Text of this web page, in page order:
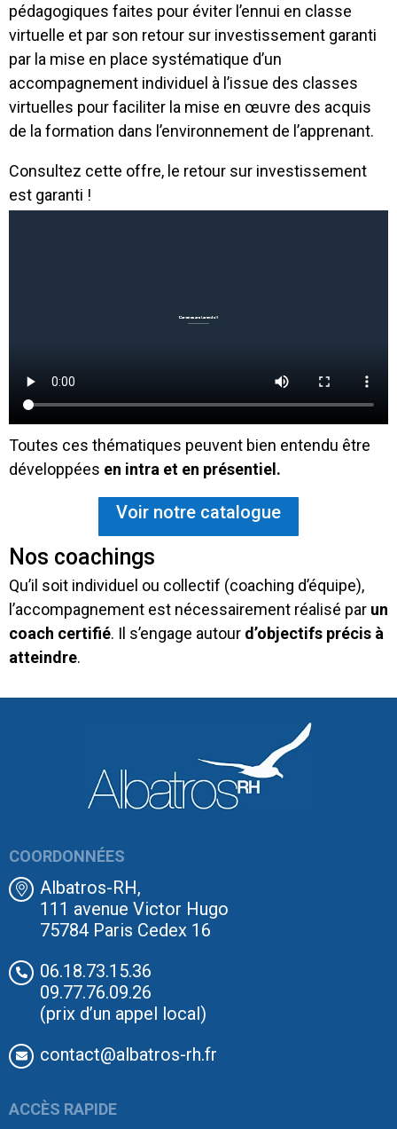
pédagogiques faites pour éviter l’ennui en classe
virtuelle et par son retour sur investissement garanti
par la mise en place systématique d’un
accompagnement individuel à l’issue des classes
virtuelles pour faciliter la mise en œuvre des acquis
de la formation dans l’environnement de l’apprenant.
Consultez cette offre, le retour sur investissement
est garanti !
Toutes ces thématiques peuvent bien entendu être
développées en intra et en présentiel.
Voir notre catalogue
Nos coachings
Qu’il soit individuel ou collectif (coaching d’équipe),
l’accompagnement est nécessairement réalisé par un
coach certifié. Il s’engage autour d’objectifs précis à
atteindre.
COORDONNÉES
Albatros-RH,
111 avenue Victor Hugo
75784 Paris Cedex 16
06.18.73.15.36
09.77.76.09.26
(prix d’un appel local)
contact@albatros-rh.fr
ACCÈS RAPIDE